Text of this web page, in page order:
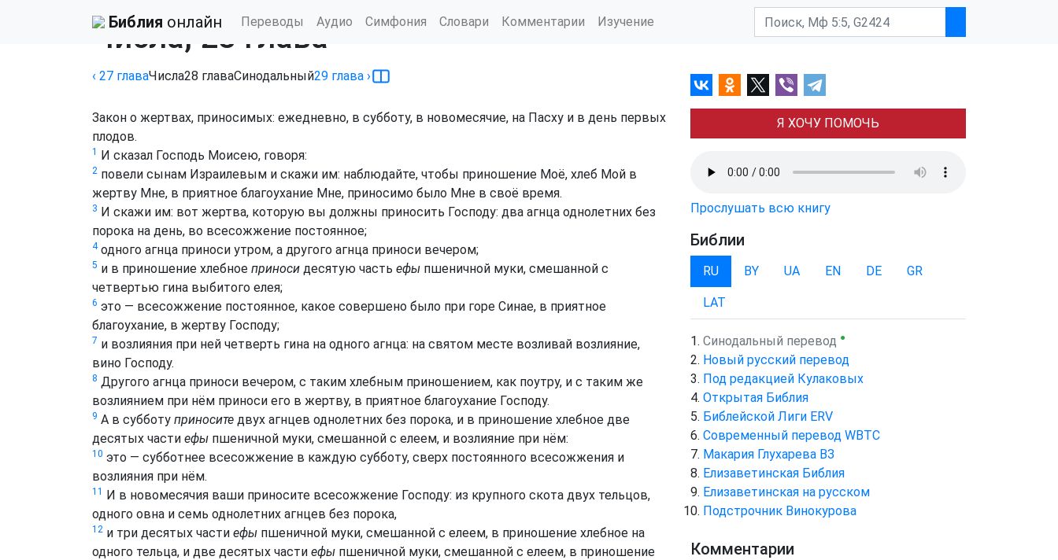
Библия онлайн Переводы Аудио Симфония Словари Комментарии Изучение
Числа, 28 глава
‹ 27 главаЧисла28 главаСинодальный29 глава ›
Закон о жертвах, приносимых: ежедневно, в субботу, в новомесячие, на Пасху и в день первых
плодов.
1 И сказал Господь Моисею, говоря:
2 повели сынам Израилевым и скажи им: наблюдайте, чтобы приношение Моё, хлеб Мой в
жертву Мне, в приятное благоухание Мне, приносимо было Мне в своё время.
3 И скажи им: вот жертва, которую вы должны приносить Господу: два агнца однолетних без
порока на день, во всесожжение постоянное;
4одного агнца приноси утром, а другого агнца приноси вечером;
5 и в приношение хлебное приноси десятую часть ефы пшеничной муки, смешанной с
четвертью гина выбитого елея;
6 это — всесожжение постоянное, какое совершено было при горе Синае, в приятное
благоухание, в жертву Господу;
7 и возлияния при ней четверть гина на одного агнца: на святом месте возливай возлияние,
вино Господу.
8 Другого агнца приноси вечером, с таким хлебным приношением, как поутру, и с таким же
возлиянием при нём приноси его в жертву, в приятное благоухание Господу.
9 А в субботу приносите двух агнцев однолетних без порока, и в приношение хлебное две
десятых части ефы пшеничной муки, смешанной с елеем, и возлияние при нём:
10 это — субботнее всесожжение в каждую субботу, сверх постоянного всесожжения и
возлияния при нём.
11 И в новомесячия ваши приносите всесожжение Господу: из крупного скота двух тельцов,
одного овна и семь однолетних агнцев без порока,
12 и три десятых части ефы пшеничной муки, смешанной с елеем, в приношение хлебное на
одного тельца, и две десятых части ефы пшеничной муки, смешанной с елеем, в приношение
Я ХОЧУ ПОМОЧЬ
Прослушать всю книгу
Библии
RU BY UA EN DE GR
LAT
Синодальный перевод ●
Новый русский перевод
Под редакцией Кулаковых
Открытая Библия
Библейской Лиги ERV
Cовременный перевод WBTC
Макария Глухарева ВЗ
Елизаветинская Библия
Елизаветинская на русском
Подстрочник Винокурова
Комментарии